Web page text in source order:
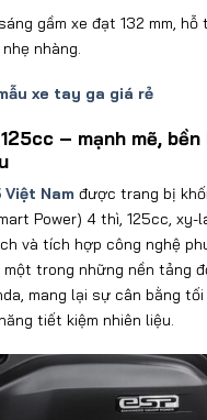
gầm xe đạt 132 mm, hỗ
nhàng.
xe tay ga giá rẻ
– mạnh mẽ,
Việt Nam được trang bị
Power) 4 thì, 125cc, xy-
và tích hợp công nghệ
một trong những nền tảng
mang lại sự cân bằng
tiết kiệm nhiên liệu.